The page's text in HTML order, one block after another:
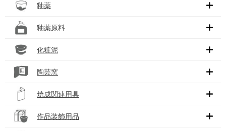
釉薬
釉薬原料
化粧泥
陶芸窯
焼成関連用具
作品装飾用品